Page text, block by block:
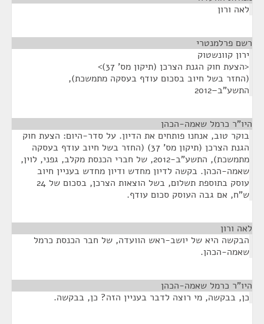
לאה ורון
רשם פרלמנטרי
ירון קוונשטוק
<הצעת חוק הגנת הצרכן (תיקון מס' 37)>
(החזר בשל חיוב בסכום עודף בעסקה מתמשכת),
התשע"ב–2012
היו"ר כרמל שאמה-הכהן
בוקר טוב, אנחנו פותחים את הדיון. על סדר-היום: הצעת חוק
הגנת הצרכן (תיקון מס' 37) (החזר בשל חיוב עודף בעסקה
מתמשכת), התשע"ב-2012, של חברי הכנסת מקלב, גפני, לוין,
שאמה-הכהן. בקשה לדיון מחדש ודיון מחדש בעניין חיוב
עוסק בתוספת תשלום, בשל הוצאות הצרכן, בסכום של 24
ש"ח, אם גבה העוסק סכום עודף.
לאה ורון
הבקשה היא של יושב-ראש הוועדה, של חבר הכנסת כרמל
שאמה-הכהן.
היו"ר כרמל שאמה-הכהן
כן, בבקשה, מי רוצה לדבר בעניין הזה? כן, בבקשה.